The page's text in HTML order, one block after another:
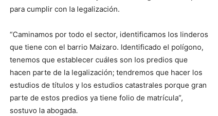
para cumplir con la legalización.
“Caminamos por todo el sector, identificamos los linderos
que tiene con el barrio Maizaro. Identificado el polígono,
tenemos que establecer cuáles son los predios que
hacen parte de la legalización; tendremos que hacer los
estudios de títulos y los estudios catastrales porque gran
parte de estos predios ya tiene folio de matrícula”,
sostuvo la abogada.